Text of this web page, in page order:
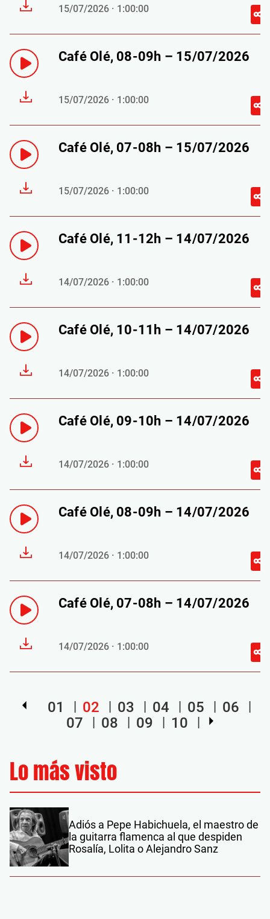
15/07/2026 · 1:00:00
Café Olé, 08-09h – 15/07/2026
15/07/2026 · 1:00:00
Café Olé, 07-08h – 15/07/2026
15/07/2026 · 1:00:00
Café Olé, 11-12h – 14/07/2026
14/07/2026 · 1:00:00
Café Olé, 10-11h – 14/07/2026
14/07/2026 · 1:00:00
Café Olé, 09-10h – 14/07/2026
14/07/2026 · 1:00:00
Café Olé, 08-09h – 14/07/2026
14/07/2026 · 1:00:00
Café Olé, 07-08h – 14/07/2026
14/07/2026 · 1:00:00
01 02 03 04 05
06
07
08 09 10
Lo más visto
Adiós a Pepe Habichuela, el maestro de
la guitarra flamenca al que despiden
Rosalía, Lolita o Alejandro Sanz